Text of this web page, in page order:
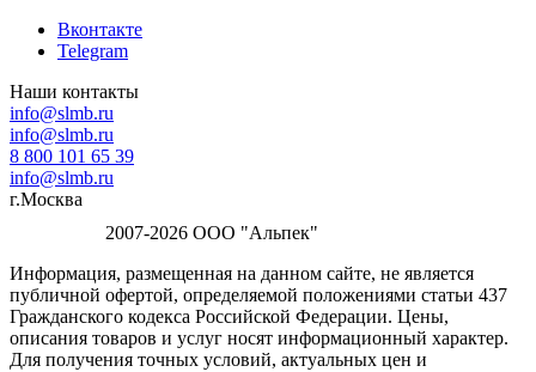
Вконтакте
Telegram
Наши контакты
info@slmb.ru
info@slmb.ru
8 800 101 65 39
info@slmb.ru
г.Москва
2007-2026 ООО "Альпек"
Информация, размещенная на данном сайте, не является
публичной офертой, определяемой положениями статьи 437
Гражданского кодекса Российской Федерации. Цены,
описания товаров и услуг носят информационный характер.
Для получения точных условий, актуальных цен и